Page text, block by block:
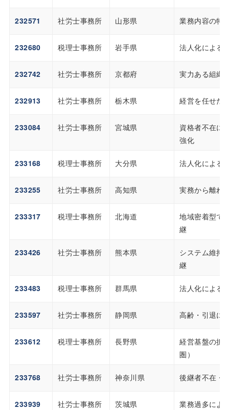
232571 社労士事務所 山形県 業務内容の特
232680 税理士事務所 岩手県 法人化による
232742 社労士事務所 京都府 実力ある組織
232913 社労士事務所 栃木県 経営を任せた
233084 社労士事務所 宮城県
資格者不在に
強化
233168 税理士事務所 大分県 法人化による
233255 社労士事務所 高知県 実務から離れ
233317 税理士事務所 北海道
地域密着型で
継
233426 社労士事務所 熊本県
システム維持
継
233483 税理士事務所 群馬県 法人化による
233597 社労士事務所 静岡県 高齢・引退に
233612 税理士事務所 長野県
経営基盤の拡
圏）
233768 社労士事務所 神奈川県 後継者不在・
233939 社労士事務所 茨城県
業務過多によ